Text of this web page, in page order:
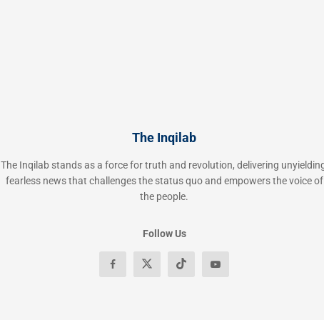
The Inqilab
The Inqilab stands as a force for truth and revolution, delivering
fearless news that challenges the status quo and empowers the voice of
the people.
Follow Us